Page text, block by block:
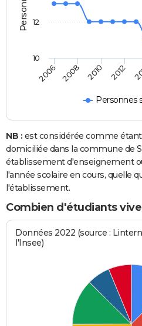
Personnes
2006 2008 2010 2012
10
12
NB : est considérée comme
domiciliée dans la commune de
établissement d'enseignement
l'année scolaire en cours, quelle
l'établissement.
Combien d'étudiants
Données 2022 (source :
l'Insee)